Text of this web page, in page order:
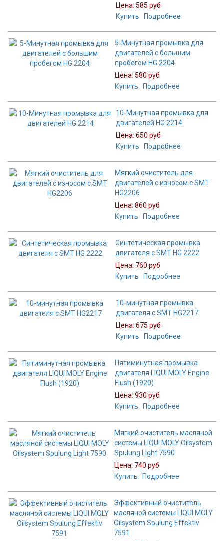
Цена: 585 руб
Купить
Подробнее
5-Минутная промывка для
двигателей с большим
пробегом HG 2204
Цена: 580 руб
Купить
Подробнее
10-Минутная промывка для
двигателей HG 2214
Цена: 650 руб
Купить
Подробнее
Мягкий очиститель для
двигателей с износом с SMT
HG2206
Цена: 860 руб
Купить
Подробнее
Синтетическая промывка
двигателя с SMT HG 2222
Цена: 760 руб
Купить
Подробнее
10-минутная промывка
двигателя c SMT HG2217
Цена: 675 руб
Купить
Подробнее
Пятиминутная промывка
двигателя LIQUI MOLY Engine
Flush (1920)
Цена: 930 руб
Купить
Подробнее
Мягкий очиститель масляной
системы LIQUI MOLY Oilsystem
Spulung Light 7590
Цена: 740 руб
Купить
Подробнее
Эффективный очиститель
масляной системы LIQUI MOLY
Oilsystem Spulung Effektiv
7591